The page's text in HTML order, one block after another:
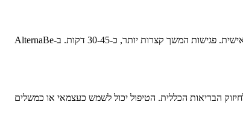
פגישה ראשונה עם מטפל רפואת הרמב"ם נמשכת בדרך כלל בין 60 ל-90 דקות וכוללת אבחון מפורט של המזג האישי, הרגלי התזונה והחיים, והמלצות מותאמות אישית. פגישות המשך קצרות יותר, כ-30-45 דקות. ב-AlternaBe
הבריאות הכללית. הטיפול יכול לשמש כעצמאי או כמשלים